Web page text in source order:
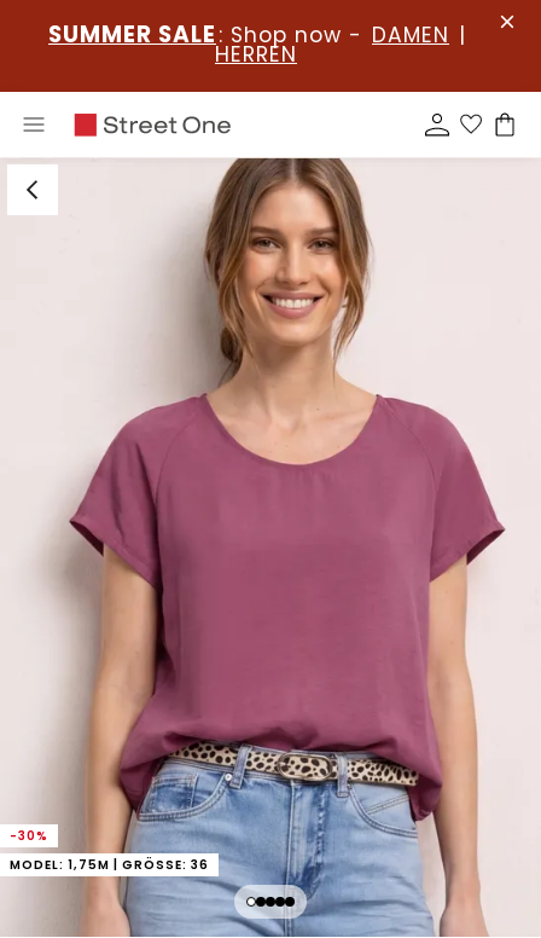
SUMMER SALE : Shop now - DAMEN |
HERREN
-30%
MODEL: 1,75M | GRÖSSE: 36